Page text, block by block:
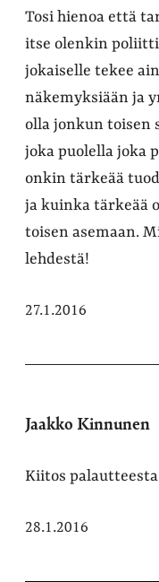
Tosi hienoa että
itse olenkin
jokaiselle tekee
näkemyksiään ja
olla jonkun toisen
joka puolella joka
onkin tärkeää
ja kuinka tärkeää
toisen asemaan.
lehdestä!
27.1.2016
Jaakko Kinnunen
Kiitos
28.1.2016